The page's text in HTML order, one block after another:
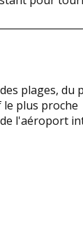
plages,
le plus proche
l'aéroport